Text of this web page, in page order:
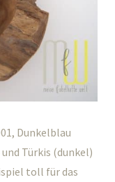
Dunkelblau
Türkis (dunkel)
toll für das